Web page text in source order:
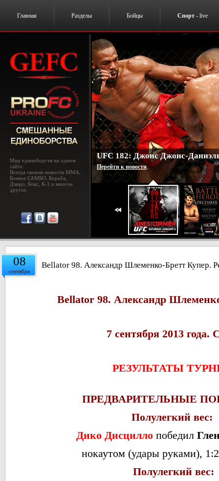
Главная Разделы Бойцы Спорт - live
Мир единоборств на одном
сайте.
Всегда свежие новости MMA,
Боевое САМБО, Борьба,
Дзюдо, Бокс, К-1 и многое
другое.
UFC 182: Джонс Джонс-
Перейти к новости.
08
сентября
Bellator 98. Александр Шлеменко-Бретт Купер.
Bellator 98. Александр
7 cентября 2013
РЕЗУЛЬТАТЫ
ПРЕДВАРИТЕЛЬНЫЕ
Полулегкий вес:
Дико Дисциллопобедил
нокаутом (удары руками),
Полулегкий вес: